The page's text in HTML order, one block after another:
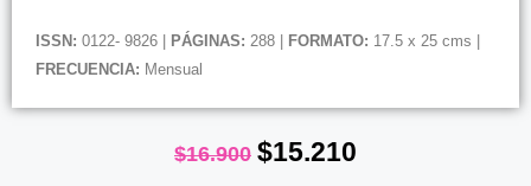
ISSN: 0122- 9826 | PÁGINAS: 288 | FORMATO: 17.5 x 25 cms |
FRECUENCIA: Mensual
$16.900 $15.210